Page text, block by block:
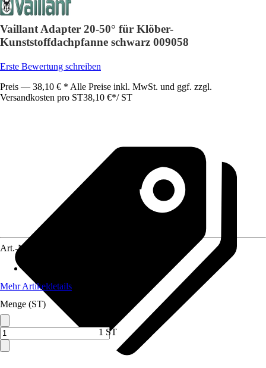
Vaillant Adapter 20-50° für Klöber-
Kunststoffdachpfanne schwarz 009058
Erste Bewertung schreiben
Preis — 38,10 € * Alle Preise inkl. MwSt. und ggf. zzgl.
Versandkosten pro ST38,10 €*/ ST
Art.-Nr.
Mehr Artikeldetails
Menge (ST)
1 ST